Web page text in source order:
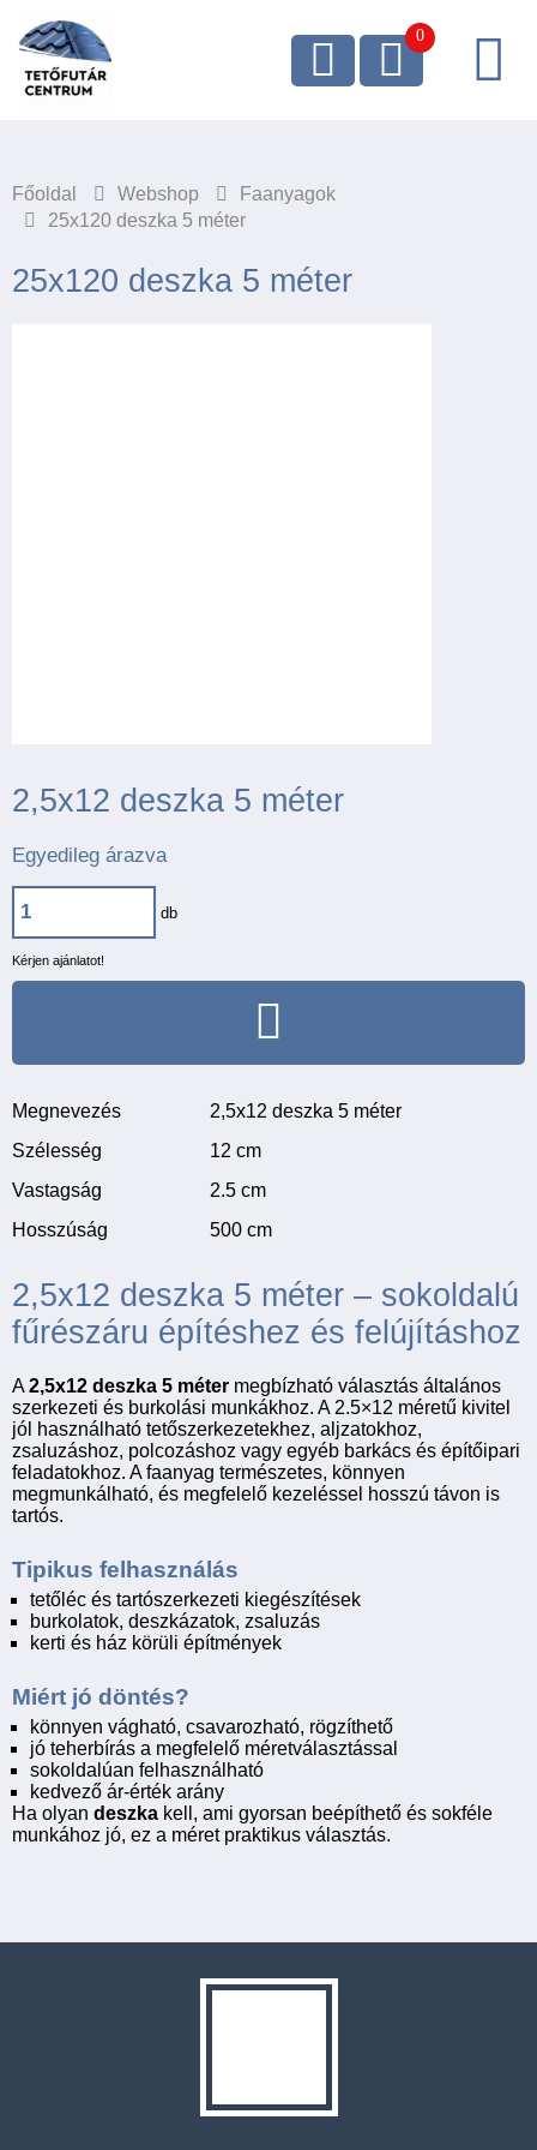
Főoldal Webshop
Faanyagok
25x120 deszka 5 méter
25x120 deszka 5 méter
2,5x12 deszka 5 méter
Egyedileg árazva
db
Kérjen ajánlatot!
Megnevezés
2,5x12 deszka 5 méter
Szélesség
12 cm
Vastagság
2.5 cm
Hosszúság
500 cm
2,5x12 deszka 5 méter – sokoldalú
fűrészáru építéshez és felújításhoz
A2,5x12 deszka 5 méter megbízható választás általános
szerkezeti és burkolási munkákhoz. A 2.5×12 méretű kivitel
jól használható tetőszerkezetekhez, aljzatokhoz,
zsaluzáshoz, polcozáshoz vagy egyéb barkács és építőipari
feladatokhoz. A faanyag természetes, könnyen
megmunkálható, és megfelelő kezeléssel hosszú távon is
tartós.
Tipikus felhasználás
tetőléc és tartószerkezeti kiegészítések
burkolatok, deszkázatok, zsaluzás
kerti és ház körüli építmények
Miért jó döntés?
könnyen vágható, csavarozható, rögzíthető
jó teherbírás a megfelelő méretválasztással
sokoldalúan felhasználható
kedvező ár-érték arány
Ha olyan deszka kell, ami gyorsan beépíthető és sokféle
munkához jó, ez a méret praktikus választás.